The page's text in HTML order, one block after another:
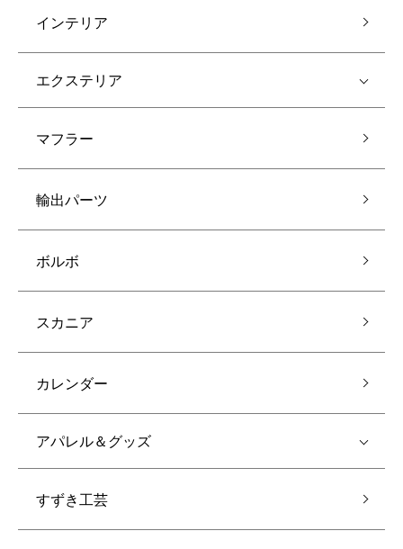
インテリア
エクステリア
マフラー
輸出パーツ
ボルボ
スカニア
カレンダー
アパレル＆グッズ
すずき工芸